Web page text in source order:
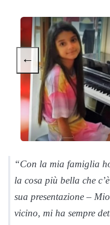
←
“Con la mia famiglia
la cosa più bella che
sua presentazione –
vicino, mi ha sempre